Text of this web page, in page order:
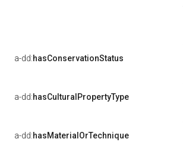
a-dd:hasConservationStatus
a-dd:hasCulturalPropertyType
a-dd:hasMaterialOrTechnique